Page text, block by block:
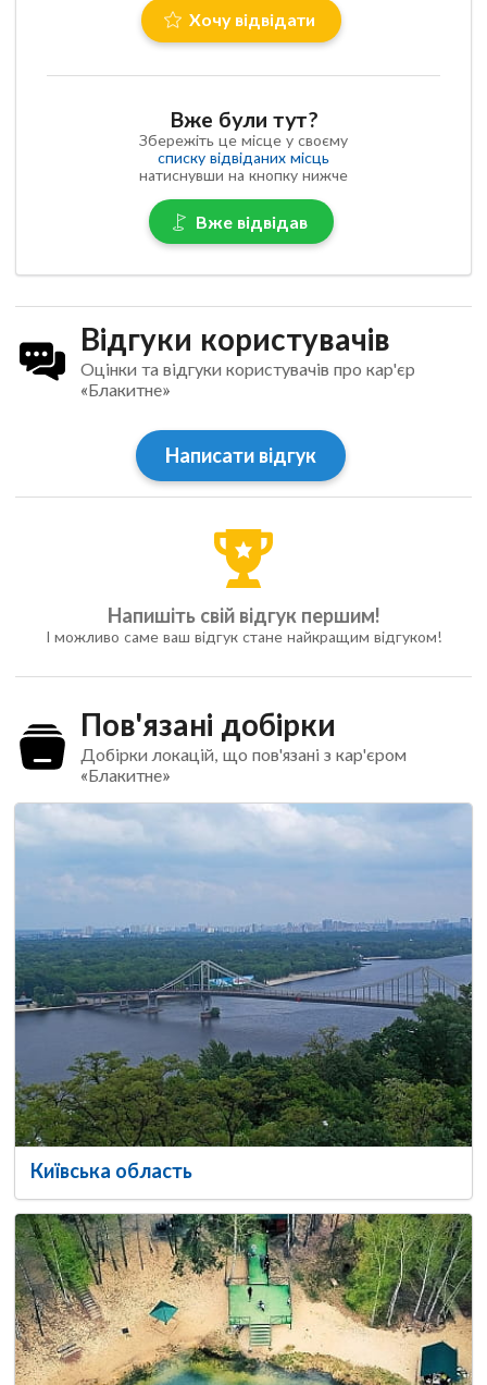
Хочу відвідати
Вже були тут?
Збережіть це місце у своєму
списку відвіданих місць
натиснувши на кнопку нижче
Вже відвідав
Відгуки користувачів
Оцінки та відгуки користувачів про кар'єр
«Блакитне»
Написати відгук
Напишіть свій відгук першим!
І можливо саме ваш відгук стане найкращим відгуком!
Пов'язані добірки
Добірки локацій, що пов'язані з кар'єром
«Блакитне»
Київська область